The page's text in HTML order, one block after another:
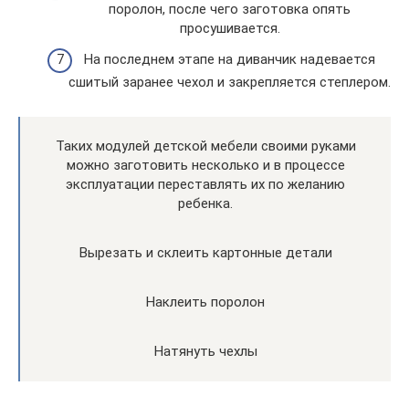
поролон, после чего заготовка опять
просушивается.
На последнем этапе на диванчик надевается
сшитый заранее чехол и закрепляется степлером.
Таких модулей детской мебели своими руками
можно заготовить несколько и в процессе
эксплуатации переставлять их по желанию
ребенка.
Вырезать и склеить картонные детали
Наклеить поролон
Натянуть чехлы